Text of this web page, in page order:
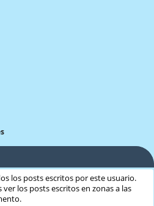
los posts escritos por este usuario.
los posts escritos en zonas a las